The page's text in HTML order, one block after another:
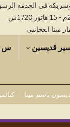
في الخدمه
مينا العجائبي
قديسين س
باسم مينا